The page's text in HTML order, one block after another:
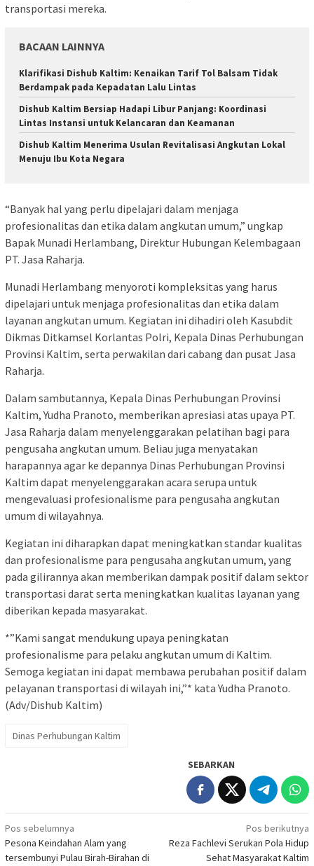
transportasi mereka.
BACAAN LAINNYA
Klarifikasi Dishub Kaltim: Kenaikan Tarif Tol Balsam Tidak
Berdampak pada Kepadatan Lalu Lintas
Dishub Kaltim Bersiap Hadapi Libur Panjang: Koordinasi
Lintas Instansi untuk Kelancaran dan Keamanan
Dishub Kaltim Menerima Usulan Revitalisasi Angkutan Lokal
Menuju Ibu Kota Negara
“Banyak hal yang perlu dipelajari dalam menjaga
profesionalitas dan etika dalam angkutan umum,” ungkap
Bapak Munadi Herlambang, Direktur Hubungan Kelembagaan
PT. Jasa Raharja.
Munadi Herlambang menyoroti kompleksitas yang harus
dipelajari untuk menjaga profesionalitas dan etika dalam
layanan angkutan umum. Kegiatan ini dihadiri oleh Kasubdit
Dikmas Ditkamsel Korlantas Polri, Kepala Dinas Perhubungan
Provinsi Kaltim, serta perwakilan dari cabang dan pusat Jasa
Raharja.
Dalam sambutannya, Kepala Dinas Perhubungan Provinsi
Kaltim, Yudha Pranoto, memberikan apresiasi atas upaya PT.
Jasa Raharja dalam menyelenggarakan pelatihan bagi para
pengusaha angkutan umum. Beliau juga menyatakan
harapannya agar ke depannya Dinas Perhubungan Provinsi
Kaltim dapat menyelenggarakan acara serupa untuk
mengevaluasi profesionalisme para pengusaha angkutan
umum di wilayahnya.
Kegiatan ini diharapkan dapat meningkatkan standar kualitas
dan profesionalisme para pengusaha angkutan umum, yang
pada gilirannya akan memberikan dampak positif dalam sektor
transportasi darat serta meningkatkan kualitas layanan yang
diberikan kepada masyarakat.
*”Kami sangat mendukung upaya peningkatan
profesionalisme para pelaku angkutan umum di Kaltim.
Semoga kegiatan ini dapat membawa perubahan positif dalam
pelayanan transportasi di wilayah ini,”* kata Yudha Pranoto.
(Adv/Dishub Kaltim)
Dinas Perhubungan Kaltim
SEBARKAN
Navigasi
pos
Pos sebelumnya
Pesona Keindahan Alam yang
tersembunyi Pulau Birah-Birahan di
Pos berikutnya
Reza Fachlevi Serukan Pola Hidup
Sehat Masyarakat Kaltim